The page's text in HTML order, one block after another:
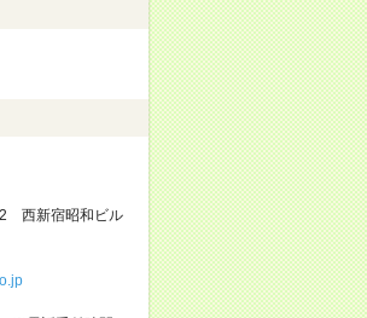
西新宿昭和ビル